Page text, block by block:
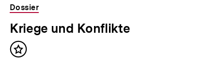
Dossier
Kriege und Konflikte
Inhalt